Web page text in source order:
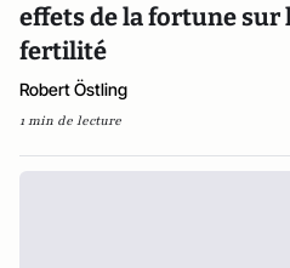
effets de la fortune sur
fertilité
Robert Östling
1 min de lecture